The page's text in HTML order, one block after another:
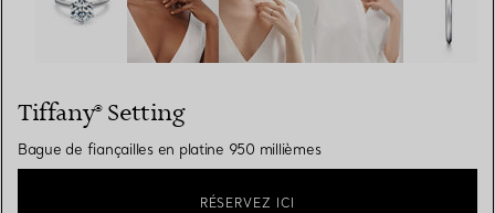
Tiffany® Setting
Bague de fiançailles en platine 950 millièmes
RÉSERVEZ ICI